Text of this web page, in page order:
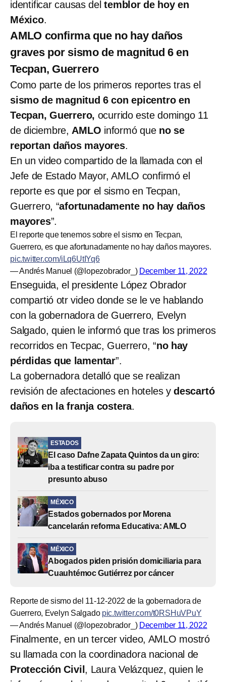
identificar causas deltemblor de hoy en
México.
AMLO confirma que no hay daños
graves por sismo de magnitud 6 en
Tecpan, Guerrero
Como parte de los primeros reportes tras el
sismo de magnitud 6 con epicentro en
Tecpan, Guerrero, ocurrido este domingo 11
de diciembre, AMLO informó que no se
reportan daños mayores.
En un video compartido de la llamada con el
Jefe de Estado Mayor, AMLO confirmó el
reporte es que por el sismo en Tecpan,
Guerrero, “afortunadamente no hay daños
mayores”.
El reporte que tenemos sobre el sismo en Tecpan,
Guerrero, es que afortunadamente no hay daños mayores.
pic.twitter.com/iLq6UtIYq6
— Andrés Manuel (@lopezobrador_) December 11, 2022
Enseguida, el presidente López Obrador
compartió otr video donde se le ve hablando
con la gobernadora de Guerrero, Evelyn
Salgado, quien le informó que tras los primeros
recorridos en Tecpac, Guerrero, “no hay
pérdidas que lamentar”.
La gobernadora detalló que se realizan
revisión de afectaciones en hoteles y descartó
daños en la franja costera.
ESTADOS
El caso Dafne Zapata Quintos da un giro:
iba a testificar contra su padre por
presunto abuso
MÉXICO
Estados gobernados por Morena
cancelarán reforma Educativa: AMLO
MÉXICO
Abogados piden prisión domiciliaria para
Cuauhtémoc Gutiérrez por cáncer
Reporte de sismo del 11-12-2022 de la gobernadora de
Guerrero, Evelyn Salgado pic.twitter.com/t0RSHuVPuY
— Andrés Manuel (@lopezobrador_) December 11, 2022
Finalmente, en un tercer video, AMLO mostró
su llamada con la coordinadora nacional de
Protección Civil , Laura Velázquez, quien le